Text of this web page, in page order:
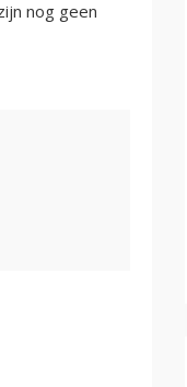
nog geen